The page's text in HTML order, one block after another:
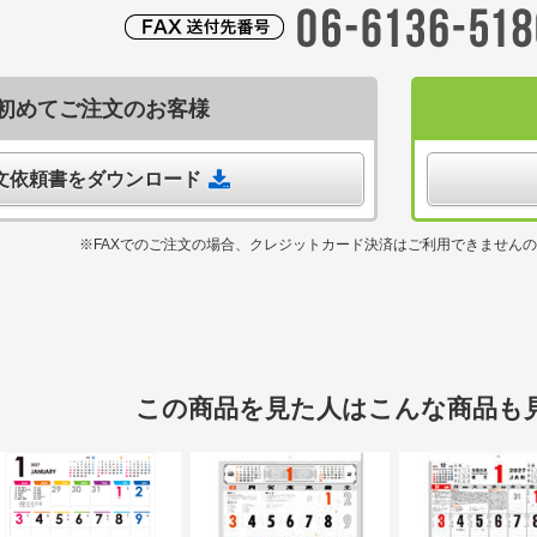
めてご注文のお客様
依頼書をダウンロード
※FAXでのご注文の場合、クレジットカード決済はご利用できません
この商品を見た人はこんな商品も